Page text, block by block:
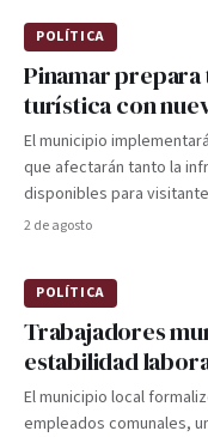
POLÍTICA
Pinamar
turística con
El municipio
que afectarán tanto la
disponibles para
2 de agosto
POLÍTICA
Trabajadores
estabilidad
El municipio local
empleados comunales,